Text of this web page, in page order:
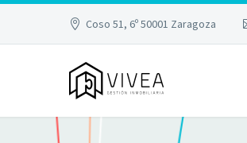
Coso 51, 6º 50001 Zaragoza